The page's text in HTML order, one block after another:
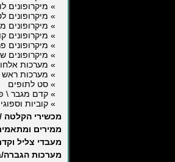
» מיקרופונים
» מיקרופונים
» מיקרופונים
» מיקרופונים
» מיקרופונים
» מיקרופונים
» מערכות
» מערכות ראש Headset
» סט לתופים
» קדם מגבר \
» קוביות
מכשירי הקלטה /
ממירים
מעבדי צליל
מערכות הגברה/